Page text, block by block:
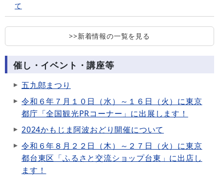
て
>>新着情報の一覧を見る
催し・イベント・講座等
五九郎まつり
令和６年７月１０日（水）～１６日（火）に東京
都庁「全国観光PRコーナー」に出展します！
2024かもじま阿波おどり開催について
令和６年８月２２日（木）～２７日（火）に東京
都台東区「ふるさと交流ショップ台東」に出店し
ます！